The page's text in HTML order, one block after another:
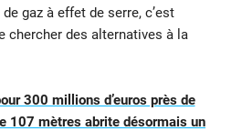
gaz à effet de serre, c’est
chercher des alternatives à la
300 millions d’euros près de
107 mètres abrite désormais un